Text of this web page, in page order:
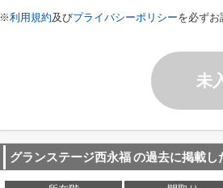
※利用規約及びプライバシーポリシーを必ず
未
グランステージ西永福の過去に掲載し